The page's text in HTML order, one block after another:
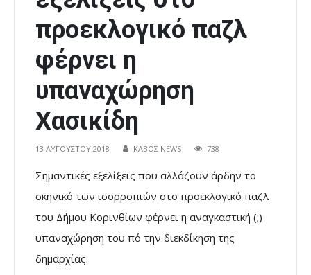
προεκλογικό παζλ
φέρνει η
υπαναχώρηση
Χασικίδη
13 ΑΥΓΟΎΣΤΟΥ 2018 ΚΑΒΟΣ NEWS 738
Σημαντικές εξελίξεις που αλλάζουν άρδην το
σκηνικό των ισορροπιών στο προεκλογικό παζλ
του Δήμου Κορινθίων φέρνει η αναγκαστική (;)
υπαναχώρηση του πό την διεκδίκηση της
δημαρχίας.